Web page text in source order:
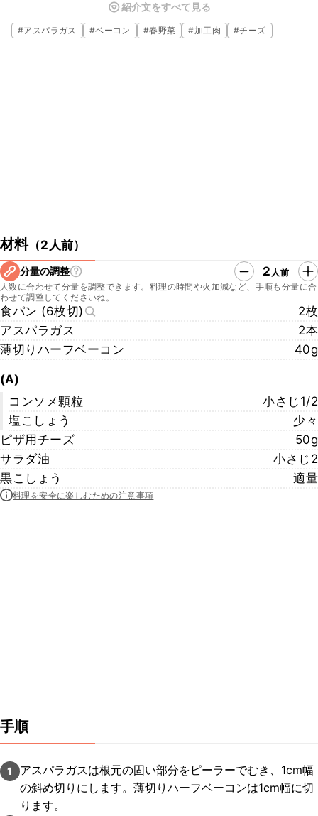
ベーコンの組み合わせですが、食パンとも相性バッチリですよ。朝ご
はんにもぴったりなので、ぜひお試しくださいね。
紹介文をすべて見る
#アスパラガス #ベーコン #春野菜 #加工肉 #チーズ
材料（2人前）
分量の調整 2 人前
人数に合わせて分量を調整できます。料理の時間や火加減など、手順も分量に合
わせて調整してくださいね。
食パン (6枚切)
2枚
アスパラガス
2本
薄切りハーフベーコン
40g
(A)
コンソメ顆粒
小さじ1/2
塩こしょう
少々
ピザ用チーズ
50g
サラダ油
小さじ2
黒こしょう
適量
料理を安全に楽しむための注意事項
手順
1
アスパラガスは根元の固い部分をピーラーでむき、1cm幅
の斜め切りにします。薄切りハーフベーコンは1cm幅に切
ります。